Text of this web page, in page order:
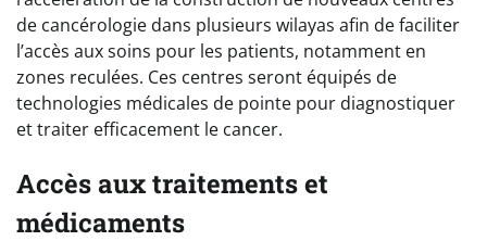
de cancérologie dans plusieurs wilayas afin de faciliter
l’accès aux soins pour les patients, notamment en
zones reculées. Ces centres seront équipés de
technologies médicales de pointe pour diagnostiquer
et traiter efficacement le cancer.
Accès aux traitements et
médicaments